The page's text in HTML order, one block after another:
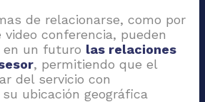
de relacionarse, como por
conferencia, pueden
un futuro las relaciones
, permitiendo que el
del servicio con
ubicación geográfica